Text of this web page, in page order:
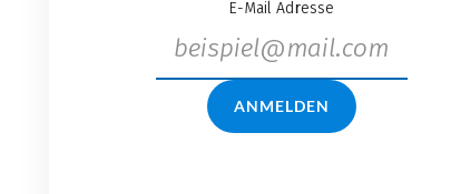
E-Mail Adresse
ANMELDEN